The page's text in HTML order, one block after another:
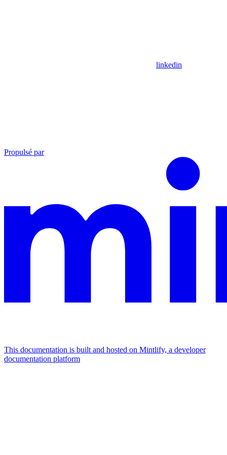
linkedin
Propulsé par
This documentation is built and hosted on Mintlify, a developer
documentation platform